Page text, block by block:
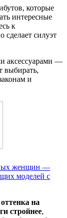
которые
интересные
к
сделает силуэт
аксессуарами —
выбирать,
и
женщин —
моделей с
на
стройнее,